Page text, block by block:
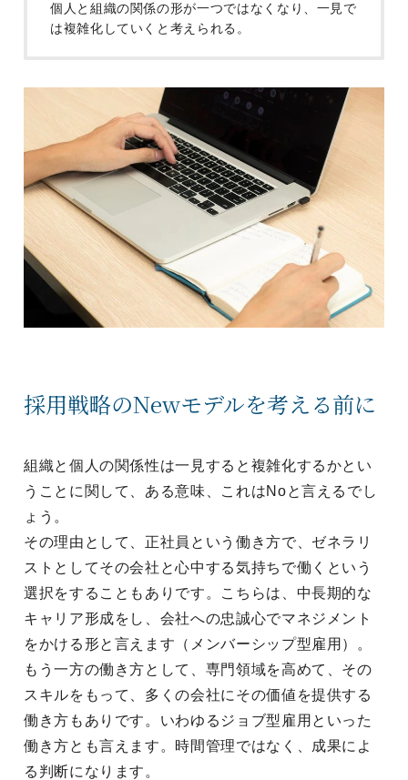
個人と組織の関係の形が一つではなくなり、一見で
は複雑化していくと考えられる。
採用戦略のNewモデルを考える前に
組織と個人の関係性は一見すると複雑化するかとい
うことに関して、ある意味、これはNoと言えるでし
ょう。
その理由として、正社員という働き方で、ゼネラリ
ストとしてその会社と心中する気持ちで働くという
選択をすることもありです。こちらは、中長期的な
キャリア形成をし、会社への忠誠心でマネジメント
をかける形と言えます（メンバーシップ型雇用）。
もう一方の働き方として、専門領域を高めて、その
スキルをもって、多くの会社にその価値を提供する
働き方もありです。いわゆるジョブ型雇用といった
働き方とも言えます。時間管理ではなく、成果によ
る判断になります。